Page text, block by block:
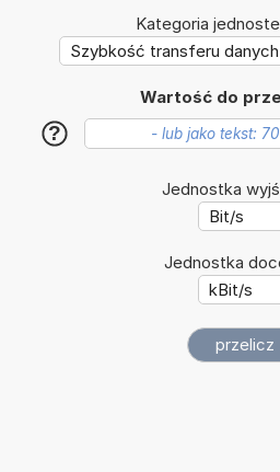
Kategoria
Wartość do
?
Jednostka
Jednostka